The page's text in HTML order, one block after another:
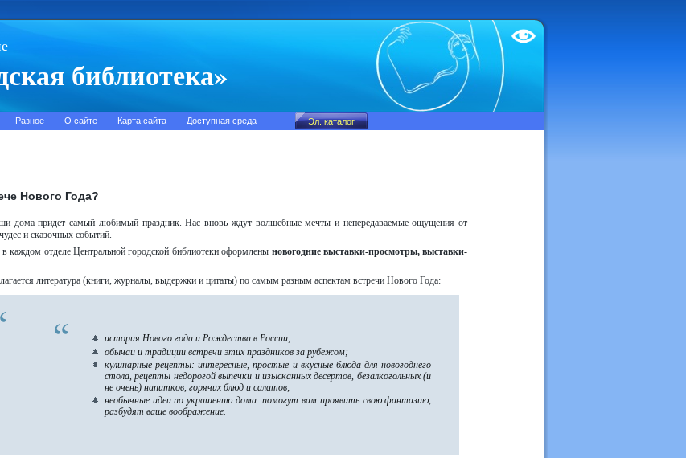
библиотека»
Test
Разное О сайте Карта сайта Доступная среда
Нового Года?
дома придет самый любимый праздник. Нас вновь ждут волшебные мечты и непередаваемые ощущения от
и сказочных событий.
каждом отделе Центральной городской библиотеки оформлены новогодние выставки-просмотры,выставки-
литература (книги, журналы, выдержки и цитаты) по самым разным аспектам встречи Нового Года:
история Нового года и Рождества в России;
обычаи и традиции встречи этих праздников за рубежом;
кулинарные рецепты: интересные, простые и вкусные блюда для новогоднего
стола, рецепты недорогой выпечки и изысканных десертов, безалкогольных (и
не очень) напитков, горячих блюд и салатов;
необычные идеи по украшению дома помогут вам проявить свою фантазию,
разбудят ваше воображение.